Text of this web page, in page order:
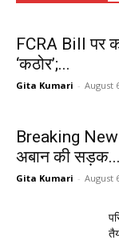
FCRA Bill पर
‘कठोर’;...
Gita Kumari - August
Breaking
अबान की सड़क...
Gita Kumari - August